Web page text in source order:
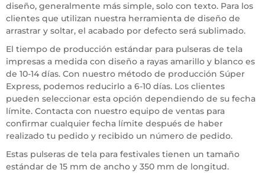
diseño, generalmente más simple, solo con texto. Para los
clientes que utilizan nuestra herramienta de diseño de
arrastrar y soltar, el acabado por defecto será sublimado.
El tiempo de producción estándar para pulseras de tela
impresas a medida con diseño a rayas amarillo y blanco es
de 10-14 días. Con nuestro método de producción Súper
Express, podemos reducirlo a 6-10 días. Los clientes
pueden seleccionar esta opción dependiendo de su fecha
límite. Contacta con nuestro equipo de ventas para
confirmar cualquier fecha límite después de haber
realizado tu pedido y recibido un número de pedido.
Estas pulseras de tela para festivales tienen un tamaño
estándar de 15 mm de ancho y 350 mm de longitud.